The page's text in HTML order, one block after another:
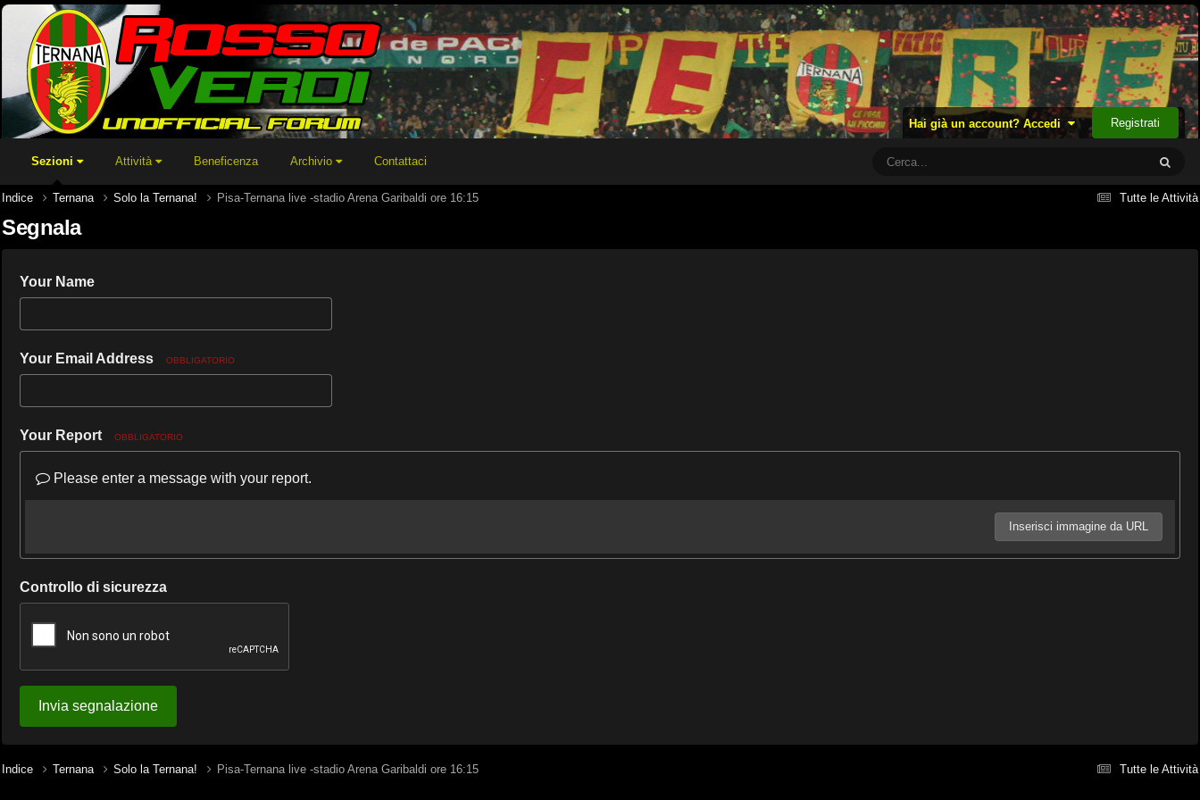
Hai già un account? Accedi Registrati
Sezioni Attività Beneficenza Archivio Contattaci
Tutte le Attività
Indice Ternana Solo la Ternana! Pisa-Ternana live -stadio Arena Garibaldi ore 16:15
Segnala
Your Name
Your Email Address OBBLIGATORIO
Your Report OBBLIGATORIO
Please enter a message with your report.
Inserisci immagine da URL
Controllo di sicurezza
Invia segnalazione
Tutte le Attività
Indice Ternana Solo la Ternana! Pisa-Ternana live -stadio Arena Garibaldi ore 16:15